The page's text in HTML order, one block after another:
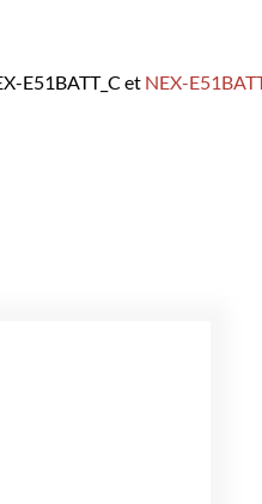
E51BATT_C et NEX-